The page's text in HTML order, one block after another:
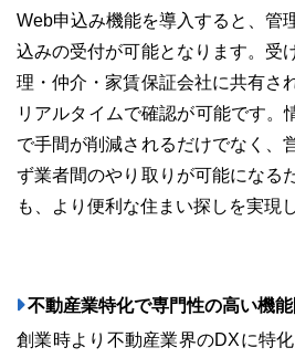
Web申込み機能を導入すると、管
込みの受付が可能となります。受
理・仲介・家賃保証会社に共有さ
リアルタイムで確認が可能です。
で手間が削減されるだけでなく、
ず業者間のやり取りが可能になる
も、より便利な住まい探しを実現
不動産業特化で専門性の高い機
創業時より不動産業界のDXに特